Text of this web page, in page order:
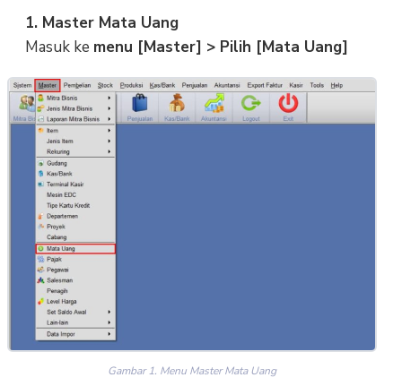
1. Master Mata Uang
Masuk ke menu [Master] > Pilih [Mata Uang]
Gambar 1. Menu Master Mata Uang